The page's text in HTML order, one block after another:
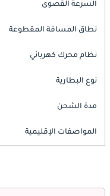
السرعة القصوى
نطاق المسافة المقطوعة
نظام محرك كهربائي
نوع البطارية
مدة الشحن
المواصفات الإقليمية